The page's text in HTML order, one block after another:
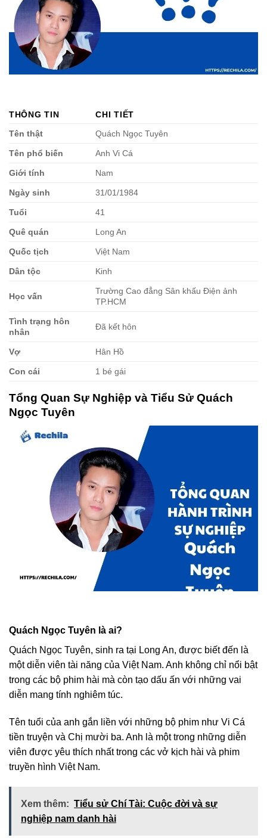
THÔNG TIN
CHI TIẾT
Tên thật
Quách Ngọc Tuyên
Tên phổ biến Anh Vi Cá
Giới tính Nam
Ngày sinh 31/01/1984
Tuổi 41
Quê quán Long An
Quốc tịch Việt Nam
Dân tộc Kinh
Học vấn
Trường Cao đẳng Sân khấu Điện ảnh
TP.HCM
Tình trạng hôn
nhân
Đã kết hôn
Vợ Hân Hồ
Con cái 1 bé gái
Tổng Quan Sự Nghiệp và Tiểu Sử Quách
Ngọc Tuyên
Quách Ngọc Tuyên là ai?
Quách Ngọc Tuyên, sinh ra tại Long An, được biết đến là
một diễn viên tài năng của Việt Nam. Anh không chỉ nổi bật
trong các bộ phim hài mà còn tạo dấu ấn với những vai
diễn mang tính nghiêm túc.
Tên tuổi của anh gắn liền với những bộ phim như Vi Cá
tiền truyện và Chị mười ba. Anh là một trong những diễn
viên được yêu thích nhất trong các vở kịch hài và phim
truyền hình Việt Nam.
Xem thêm: Tiểu sử Chí Tài: Cuộc đời và sự
nghiệp nam danh hài